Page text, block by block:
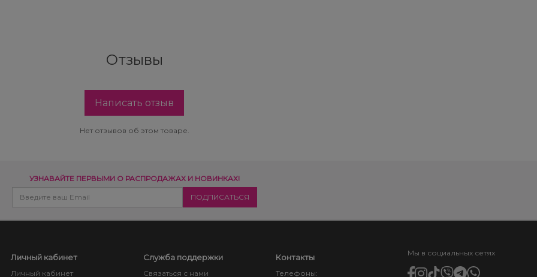
Отзывы
Написать отзыв
Нет отзывов об этом товаре.
УЗНАВАЙТЕ ПЕРВЫМИ О РАСПРОДАЖАХ И НОВИНКАХ!
Личный кабинет
Личный кабинет
Служба поддержки
Связаться с нами
Контакты
Телефоны:
Мы в социальных сетях